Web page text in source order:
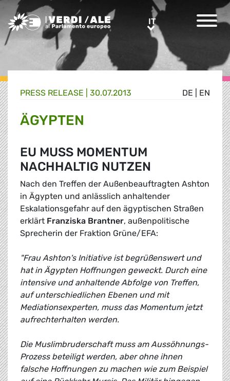
Greens/EFA Home ITIT
DE EN
PRESS RELEASE | 30.07.2013
ÄGYPTEN
EU MUSS MOMENTUM
NACHHALTIG NUTZEN
Nach den Treffen der Außenbeauftragten Ashton
in Ägypten und anlässlich anhaltender
Eskalationsgefahr auf den ägyptischen Straßen
erklärt Franziska Brantner, außenpolitische
Sprecherin der Fraktion Grüne/EFA:
"Frau Ashton's Initiative ist begrüßenswert und
hat in Ägypten Hoffnungen geweckt. Durch eine
intensive und anhaltende Abfolge von Treffen,
auf unterschiedlichen Ebenen und mit
Mediationsexperten, muss das Momentum jetzt
aufrechterhalten werden.
Die Muslimbruderschaft muss am Aussöhnungs-
Prozess beteiligt werden, aber ohne ihnen
falsche Hoffnungen zu machen wie zum Beispiel